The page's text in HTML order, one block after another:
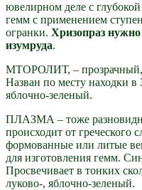
ювелирном деле с
гемм c применением
огранки. Хризопраз
изумруда.
МТОРОЛИТ, – прозрачный,
Назван по месту находки в
яблочно-зеленый.
ПЛАЗМА – тоже
происходит от греческого
формованные или литые
для изготовления гемм.
Просвечивает в тонких
луково-, яблочно-зеленый.